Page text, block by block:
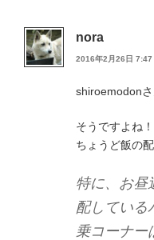
nora
2016年2月26日 7:47
shiroemodon
そうですよね！
ちょうど飯の
特に、お昼
配している
乗コーナー